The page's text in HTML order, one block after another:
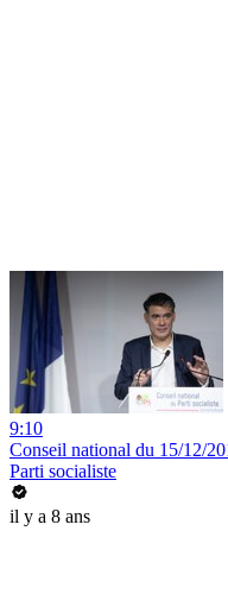
9:10
Conseil national du 15/12/
Parti socialiste
il y a 8 ans